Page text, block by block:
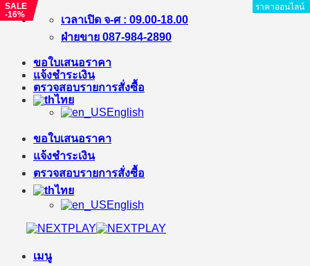
ข้าม
เนื้อหา
เวลาเปิด จ-ศ : 09.00-18.00
ฝ่ายขาย 087-984-2890
ขอใบเสนอราคา
แจ้งชำระเงิน
ตรวจสอบรายการสั่งซื้อ
ไทย
English
ขอใบเสนอราคา
แจ้งชำระเงิน
ตรวจสอบรายการสั่งซื้อ
ไทย
English
เมนู
ราคาออนไลน์
SALE
-16%
ราคาออนไลน์
ราคาออนไลน์
ราคาออนไลน์
ราคาออนไลน์
SALE
-7%
ราคาออนไลน์
SALE
-17%
ราคาออนไลน์
SALE
-8%
ราคาออนไลน์
ราคาออนไลน์
SALE
-1%